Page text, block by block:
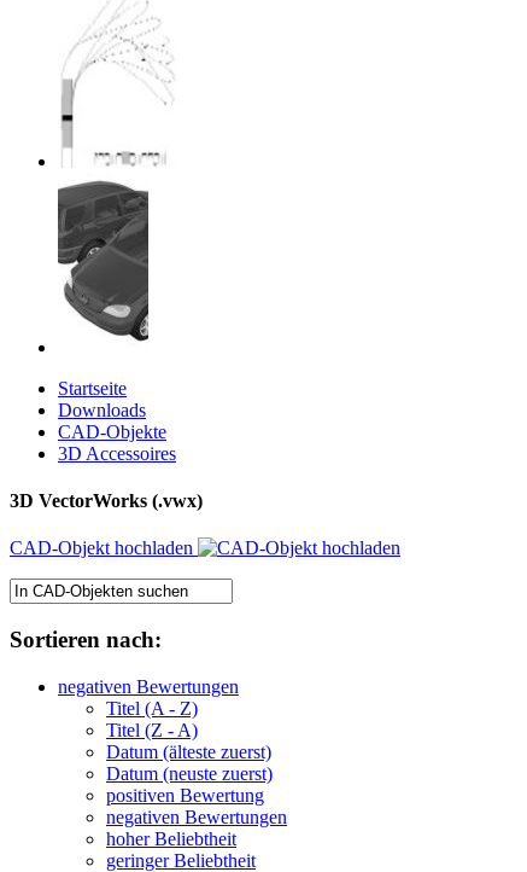
Startseite
Downloads
CAD-Objekte
3D Accessoires
3D VectorWorks (.vwx)
CAD-Objekt hochladen
Sortieren nach:
negativen Bewertungen
Titel (A - Z)
Titel (Z - A)
Datum (älteste zuerst)
Datum (neuste zuerst)
positiven Bewertung
negativen Bewertungen
hoher Beliebtheit
geringer Beliebtheit